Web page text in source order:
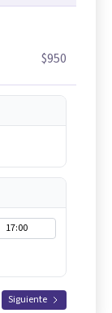
$950
17:00
Siguiente